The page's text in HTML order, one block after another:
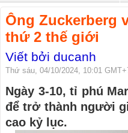
Ông Zuckerberg
thứ 2 thế giới
Viết bởi ducanh
Thứ sáu, 04/10/2024, 10:01
Ngày 3-10, tỉ phú
để trở thành người
cao kỷ lục.